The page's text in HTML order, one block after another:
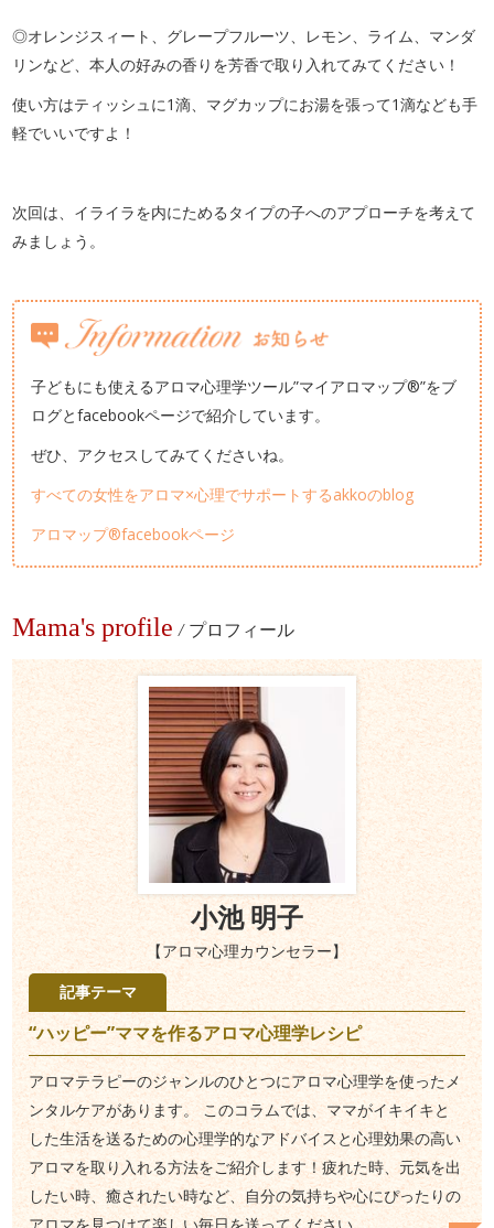
◎オレンジスィート、グレープフルーツ、レモン、ライム、マンダ
リンなど、本人の好みの香りを芳香で取り入れてみてください！
使い方はティッシュに1滴、マグカップにお湯を張って1滴なども手
軽でいいですよ！
次回は、イライラを内にためるタイプの子へのアプローチを考えて
みましょう。
子どもにも使えるアロマ心理学ツール”マイアロマップ®”をブ
ログとfacebookページで紹介しています。
ぜひ、アクセスしてみてくださいね。
すべての女性をアロマ×心理でサポートするakkoのblog
アロマップ®facebookページ
Mama's profile / プロフィール
小池 明子
【アロマ心理カウンセラー】
記事テーマ
“ハッピー”ママを作るアロマ心理学レシピ
アロマテラピーのジャンルのひとつにアロマ心理学を使ったメ
ンタルケアがあります。 このコラムでは、ママがイキイキと
した生活を送るための心理学的なアドバイスと心理効果の高い
アロマを取り入れる方法をご紹介します！疲れた時、元気を出
したい時、癒されたい時など、自分の気持ちや心にぴったりの